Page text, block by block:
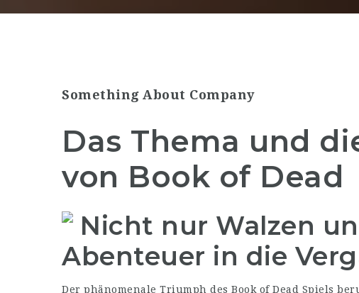
Something About Company
Das Thema und
von Book of Dead
Nicht nur Walzen
Abenteuer in die
Der phänomenale Triumph des Book of Dead Spiels